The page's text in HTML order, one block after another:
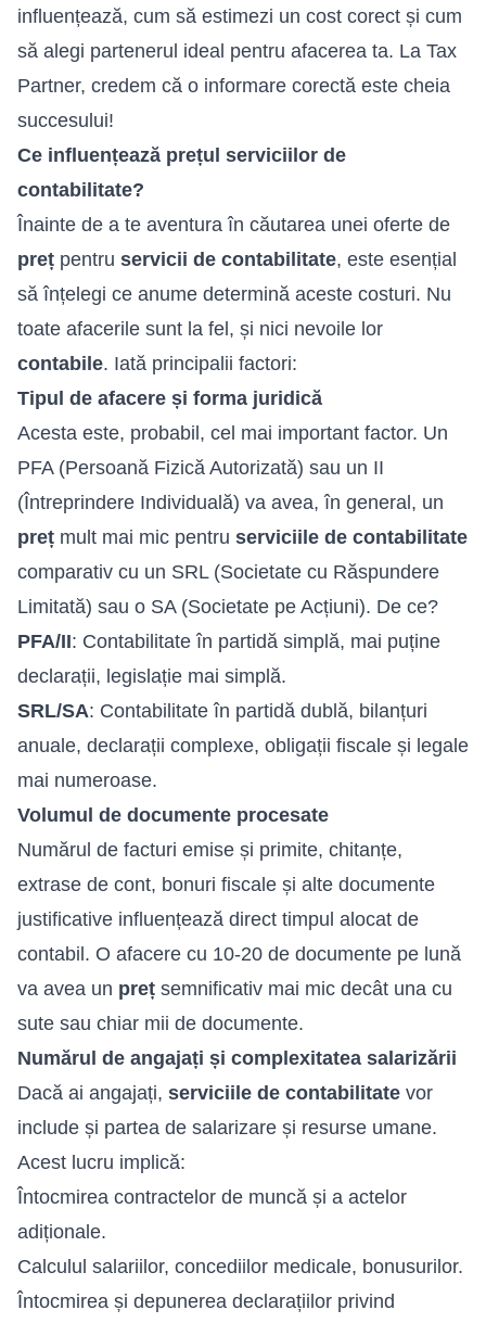
influențează, cum să estimezi un cost corect și cum
să alegi partenerul ideal pentru afacerea ta. La Tax
Partner, credem că o informare corectă este cheia
succesului!
Ce influențează prețul serviciilor de
contabilitate?
Înainte de a te aventura în căutarea unei oferte de
preț pentru servicii de contabilitate, este esențial
să înțelegi ce anume determină aceste costuri. Nu
toate afacerile sunt la fel, și nici nevoile lor
contabile. Iată principalii factori:
Tipul de afacere și forma juridică
Acesta este, probabil, cel mai important factor. Un
PFA (Persoană Fizică Autorizată) sau un II
(Întreprindere Individuală) va avea, în general, un
preț mult mai mic pentru serviciile de contabilitate
comparativ cu un SRL (Societate cu Răspundere
Limitată) sau o SA (Societate pe Acțiuni). De ce?
PFA/II: Contabilitate în partidă simplă, mai puține
declarații, legislație mai simplă.
SRL/SA: Contabilitate în partidă dublă, bilanțuri
anuale, declarații complexe, obligații fiscale și legale
mai numeroase.
Volumul de documente procesate
Numărul de facturi emise și primite, chitanțe,
extrase de cont, bonuri fiscale și alte documente
justificative influențează direct timpul alocat de
contabil. O afacere cu 10-20 de documente pe lună
va avea un preț semnificativ mai mic decât una cu
sute sau chiar mii de documente.
Numărul de angajați și complexitatea salarizării
Dacă ai angajați, serviciile de contabilitate vor
include și partea de salarizare și resurse umane.
Acest lucru implică:
Întocmirea contractelor de muncă și a actelor
adiționale.
Calculul salariilor, concediilor medicale, bonusurilor.
Întocmirea și depunerea declarațiilor privind